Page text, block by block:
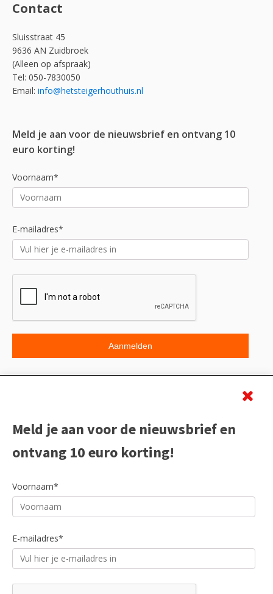
Contact
Sluisstraat 45
9636 AN Zuidbroek
(Alleen op afspraak)
Tel: 050-7830050
Email: info@hetsteigerhouthuis.nl
Meld je aan voor de nieuwsbrief en ontvang 10
euro korting!
Voornaam*
E-mailadres*
Meld je aan voor de nieuwsbrief en
ontvang 10 euro korting!
Voornaam*
E-mailadres*